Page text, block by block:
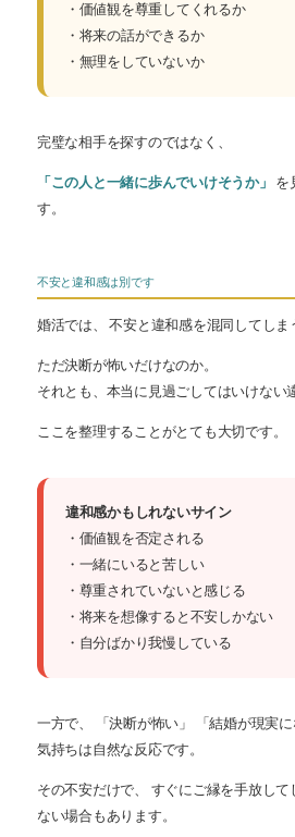
・価値観を尊重してくれるか
・将来の話ができるか
・無理をしていないか
完璧な相手を探すのではなく、
「この人と一緒に歩んでいけそうか」 を
す。
不安と違和感は別です
婚活では、 不安と違和感を混同してしま
ただ決断が怖いだけなのか。
それとも、本当に見過ごしてはいけない
ここを整理することがとても大切です。
違和感かもしれないサイン
・価値観を否定される
・一緒にいると苦しい
・尊重されていないと感じる
・将来を想像すると不安しかない
・自分ばかり我慢している
一方で、 「決断が怖い」 「結婚が現実
気持ちは自然な反応です。
その不安だけで、 すぐにご縁を手放し
ない場合もあります。